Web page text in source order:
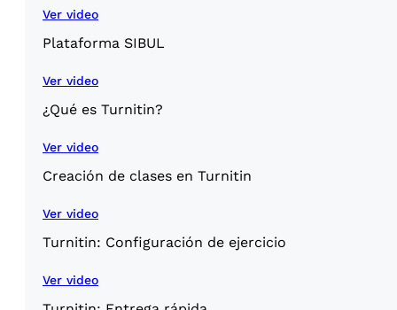
Ver video
Plataforma SIBUL
Ver video
¿Qué es Turnitin?
Ver video
Creación de clases en Turnitin
Ver video
Turnitin: Configuración de ejercicio
Ver video